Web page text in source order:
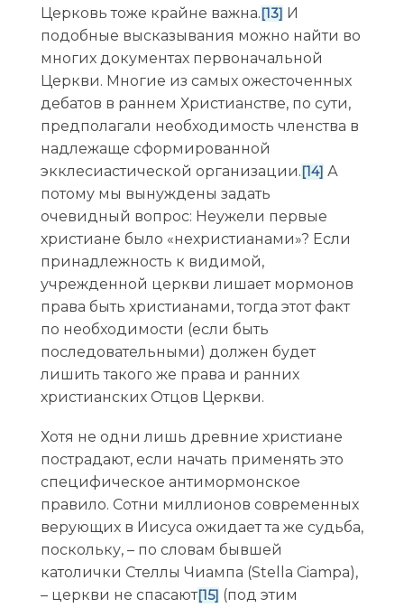
Церковь тоже крайне важна.[13] И
подобные высказывания можно найти во
многих документах первоначальной
Церкви. Многие из самых ожесточенных
дебатов в раннем Христианстве, по сути,
предполагали необходимость членства в
надлежаще сформированной
экклесиастической организации.[14] А
потому мы вынуждены задать
очевидный вопрос: Неужели первые
христиане было «нехристианами»? Если
принадлежность к видимой,
учрежденной церкви лишает мормонов
права быть христианами, тогда этот факт
по необходимости (если быть
последовательными) должен будет
лишить такого же права и ранних
христианских Отцов Церкви.
Хотя не одни лишь древние христиане
пострадают, если начать применять это
специфическое антимормонское
правило. Сотни миллионов современных
верующих в Иисуса ожидает та же судьба,
поскольку, – по словам бывшей
католички Стеллы Чиампа (Stella Ciampa),
– церкви не спасают[15] (под этим